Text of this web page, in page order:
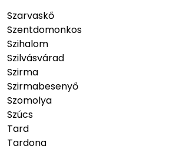
Szarvaskő
Szentdomonkos
Szihalom
Szilvásvárad
Szirma
Szirmabesenyő
Szomolya
Szúcs
Tard
Tardona